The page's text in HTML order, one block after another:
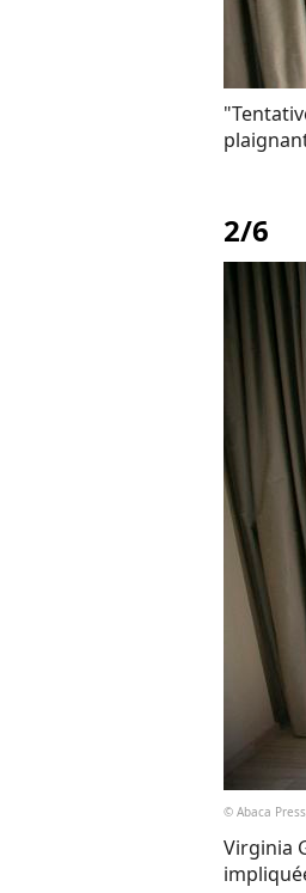
2/6
© Abaca
Virginia